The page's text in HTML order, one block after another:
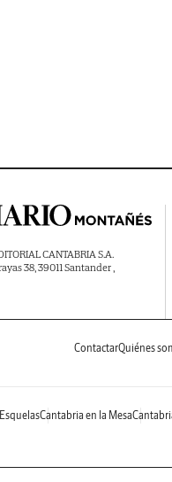
CANTABRIA S.A.
38, 39011 Santander ,
ContactarQuiénes
EsquelasCantabria en la Mesa